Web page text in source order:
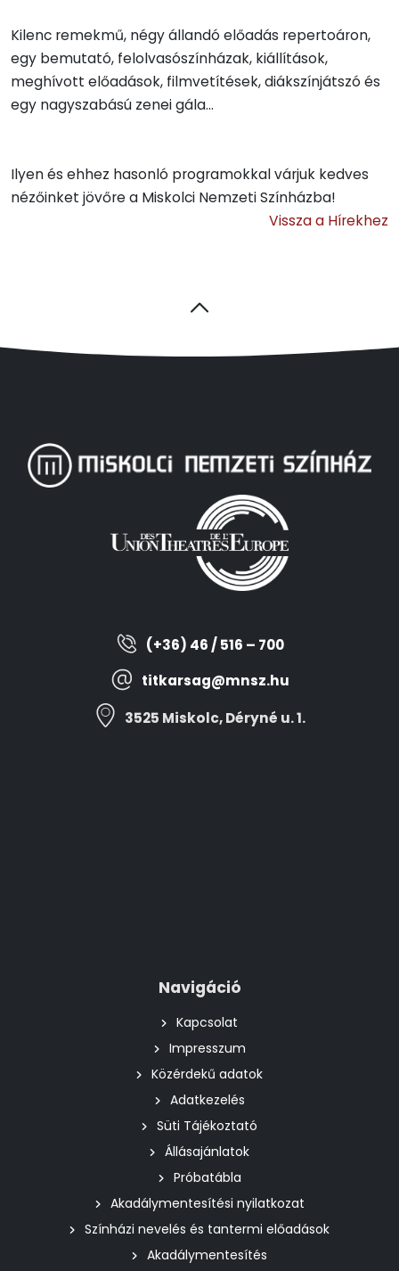
Kilenc remekmű, négy állandó előadás repertoáron,
egy bemutató, felolvasószínházak, kiállítások,
meghívott előadások, filmvetítések, diákszínjátszó és
egy nagyszabású zenei gála...
Ilyen és ehhez hasonló programokkal várjuk kedves
nézőinket jövőre a Miskolci Nemzeti Színházba!
Vissza a Hírekhez
(+36) 46 / 516 – 700
titkarsag@mnsz.hu
3525 Miskolc, Déryné u. 1.
Navigáció
Kapcsolat
Impresszum
Közérdekű adatok
Adatkezelés
Süti Tájékoztató
Állásajánlatok
Próbatábla
Akadálymentesítési nyilatkozat
Színházi nevelés és tantermi előadások
Akadálymentesítés